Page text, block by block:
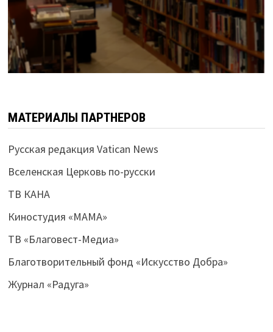
МАТЕРИАЛЫ ПАРТНЕРОВ
Русская редакция Vatican News
Вселенская Церковь по-русски
ТВ КАНА
Киностудия «МАМА»
ТВ «Благовест-Медиа»
Благотворительный фонд «Искусство Добра»
Журнал «Радуга»